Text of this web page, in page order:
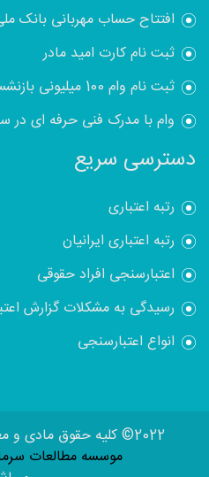
افتتاح حساب مهربانی بانک
ثبت نام کارت امید مادر
ثبت نام وام 100 میلیونی بازنشستگان
وام با مدرک فنی حرفه ای در سال
دسترسی سریع
رتبه اعتباری
رتبه اعتباری ایرانیان
اعتبارسنجی افراد حقوقی
رسیدگی به مشکلات گزارش
انواع اعتبارسنجی
2022© کلیه حقوق مادی و معنوی این سایت متعلق به
موسسه مطالعات